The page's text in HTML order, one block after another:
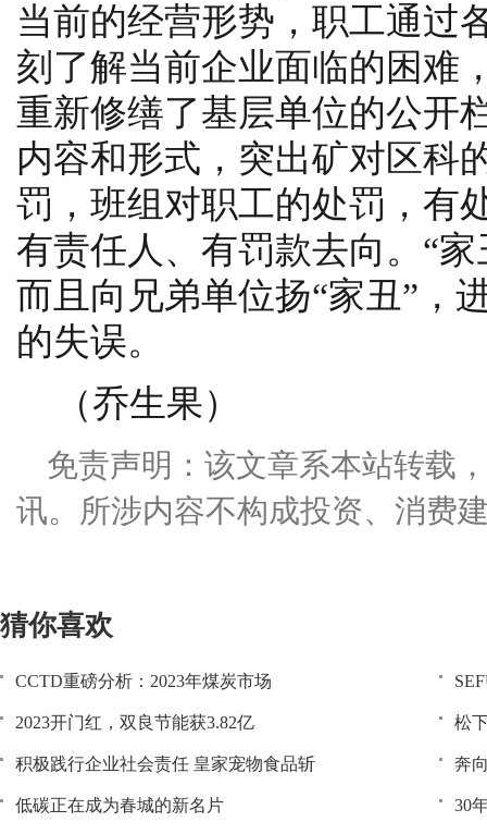
当前的经营形势，职工通过
刻了解当前企业面临的困难
重新修缮了基层单位的公开
内容和形式，突出矿对区科
罚，班组对职工的处罚，有
有责任人、有罚款去向。“
而且向兄弟单位扬“家丑”，
的失误。
（乔生果）
免责声明：该文章系本站转载
讯。所涉内容不构成投资、消费
猜你喜欢
CCTD重磅分析：2023年煤炭市场
2023开门红，双良节能获3.82亿 松
积极践行企业社会责任 皇家宠物食品斩 奔
低碳正在成为春城的新名片 30